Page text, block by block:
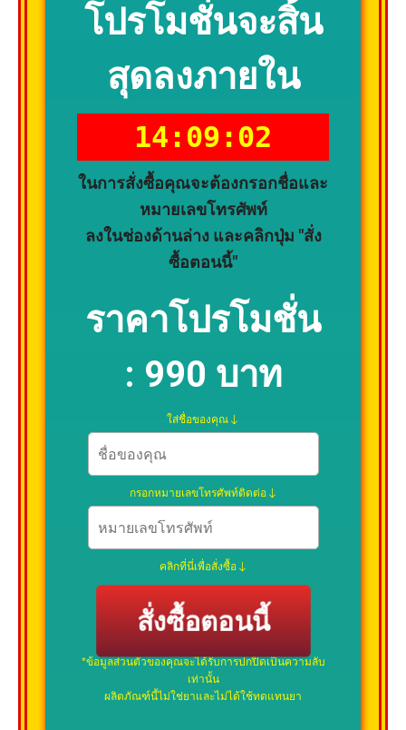
โปรโมชั่นจะสิ้น
สุดลงภายใน
14:09:01
ในการสั่งซื้อคุณจะต้องกรอกชื่อและ
หมายเลขโทรศัพท์
ลงในช่องด้านล่าง และคลิกปุ่ม "สั่ง
ซื้อตอนนี้"
ราคาโปรโมชั่น
: 990 บาท
ใส่ชื่อของคุณ
กรอกหมายเลขโทรศัพท์ติดต่อ
คลิกที่นี่เพื่อสั่งซื้อ
สั่งซื้อตอนนี้
*ข้อมูลส่วนตัวของคุณจะได้รับการปกปิดเป็นความลับ
เท่านั้น
ผลิตภัณฑ์นี้ไม่ใช่ยาและไม่ได้ใช้ทดแทนยา